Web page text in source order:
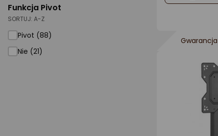
Funkcja Pivot
SORTUJ: A-Z
Pivot (88)
Nie (21)